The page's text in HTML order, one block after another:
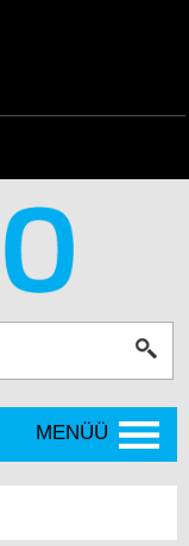
MENÜÜ